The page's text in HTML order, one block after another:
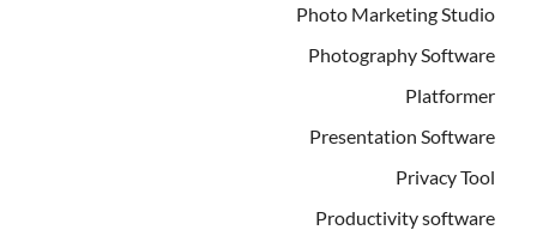
Photo Marketing Studio
Photography Software
Platformer
Presentation Software
Privacy Tool
Productivity software